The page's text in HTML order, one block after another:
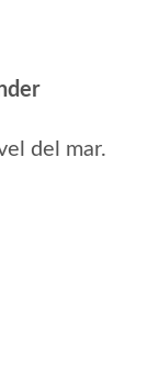
del mar.